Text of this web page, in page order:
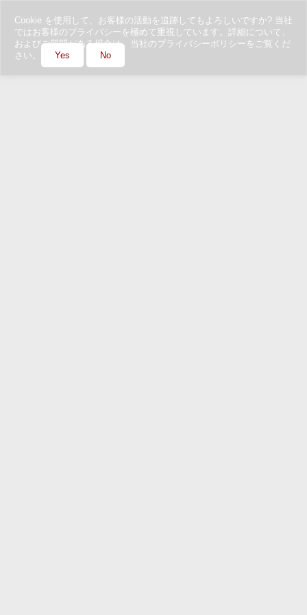
Cookie を使用して、お客様の活動を追跡してもよろしいですか? 当社
ではお客様のプライバシーを極めて重視しています。詳細について、
およびご質問がある場合は、当社のプライバシーポリシーをご覧くだ
さい。
Yes No